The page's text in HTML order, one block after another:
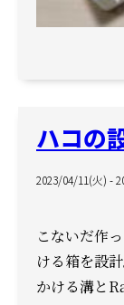
ハコの
2023/04/11(火) -
こないだ作
ける箱を設計
かける溝と